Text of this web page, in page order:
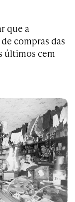
que a
compras das
últimos cem